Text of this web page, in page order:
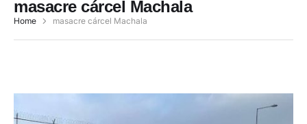
masacre cárcel Machala
Home masacre cárcel Machala